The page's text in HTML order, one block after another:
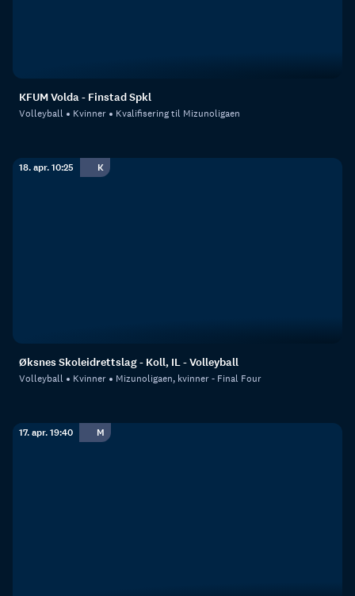
KFUM Volda - Finstad Spkl
Volleyball Kvinner Kvalifisering til Mizunoligaen
18. apr. 10:25 K
Øksnes Skoleidrettslag - Koll, IL - Volleyball
Volleyball Kvinner Mizunoligaen, kvinner - Final Four
17. apr. 19:40 M